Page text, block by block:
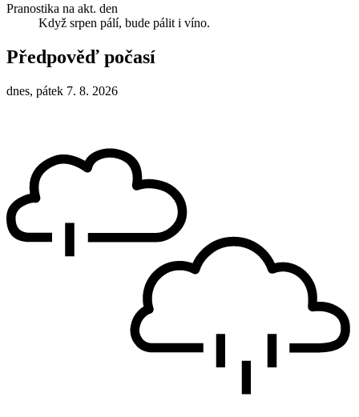
Pranostika na akt. den
Když srpen pálí, bude pálit i víno.
Předpověď počasí
dnes, pátek 7. 8. 2026